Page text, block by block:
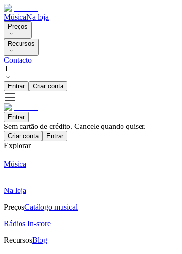
MúsicaNa loja
Preços
Recursos
Contacto
🇵🇹
Entrar Criar conta
Entrar
Sem cartão de crédito. Cancele quando quiser.
Criar conta Entrar
Explorar
Música
Na loja
PreçosCatálogo musical
Rádios In-store
RecursosBlog